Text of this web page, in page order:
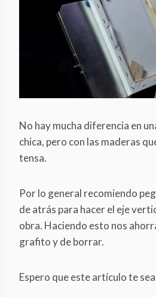
No hay mucha diferencia en
chica, pero con las maderas
tensa.
Por lo general recomiendo
de atrás para hacer el eje
obra. Haciendo esto nos
grafito y de borrar.
Espero que este artículo te